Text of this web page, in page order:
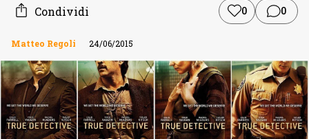
Condividi 0 0
Matteo Regoli 24/06/2015